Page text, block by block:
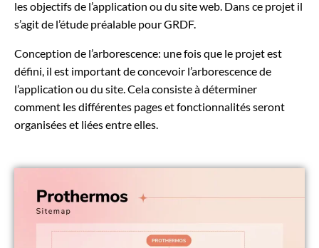
les objectifs de l’application ou du site web. Dans ce projet il
s’agit de l’étude préalable pour GRDF.
Conception de l’arborescence: une fois que le projet est
défini, il est important de concevoir l’arborescence de
l’application ou du site. Cela consiste à déterminer
comment les différentes pages et fonctionnalités seront
organisées et liées entre elles.